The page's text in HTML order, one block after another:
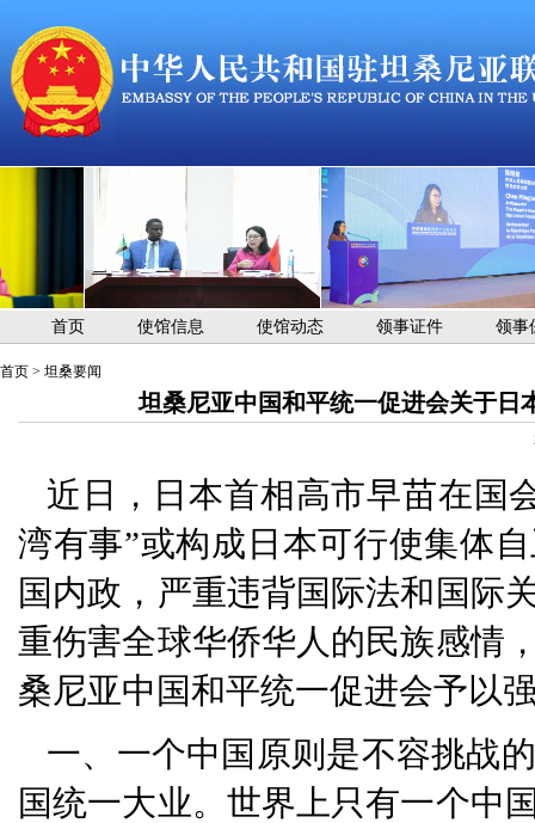
首页 使馆信息 使馆动态 领事证件 领事
首页 > 坦桑要闻
坦桑尼亚中国和平统一促进会关于日
近日，日本首相高市早苗在国
湾有事”或构成日本可行使集体
国内政，严重违背国际法和国际
重伤害全球华侨华人的民族感情
桑尼亚中国和平统一促进会予以
一、一个中国原则是不容挑战
国统一大业。世界上只有一个中